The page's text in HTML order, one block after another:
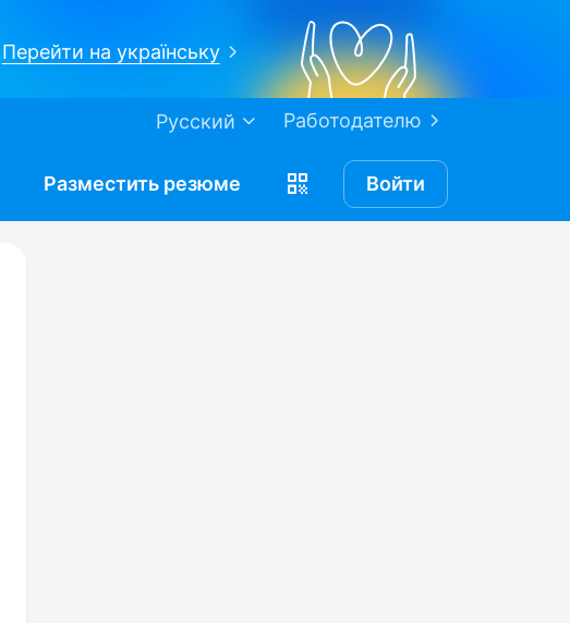
Перейти на українську
Работодателю
Русский
Разместить резюме Войти